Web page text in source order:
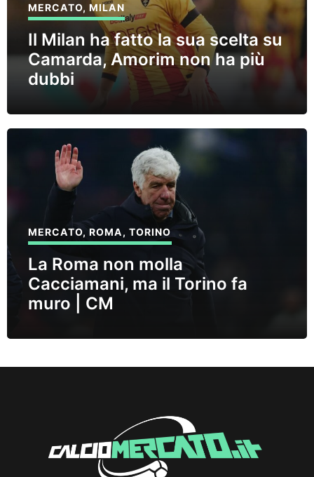
MERCATO,MILAN
Il Milan ha fatto la sua scelta su
Camarda, Amorim non ha più
dubbi
MERCATO,ROMA, TORINO
La Roma non molla
Cacciamani, ma il Torino fa
muro | CM